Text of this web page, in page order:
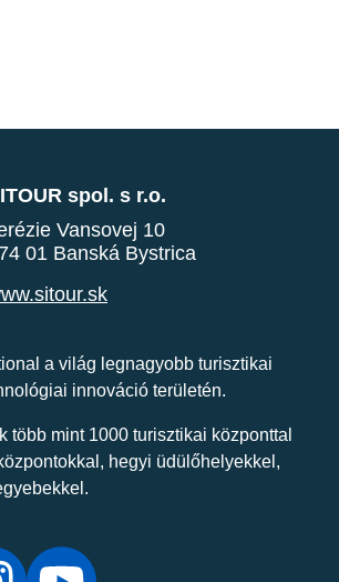
spol. s r.o.
Vansovej 10
01 Banská Bystrica
a világ legnagyobb turisztikai
innováció területén.
több mint 1000 turisztikai központtal
hegyi üdülőhelyekkel,